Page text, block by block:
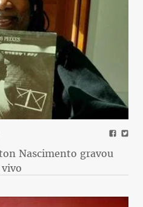
Nascimento gravou